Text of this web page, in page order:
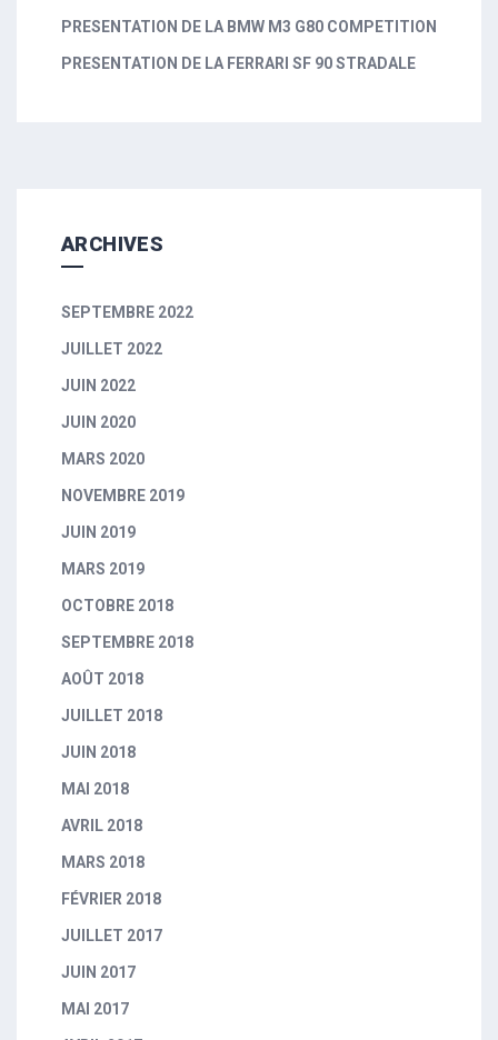
PRESENTATION DE LA BMW M3 G80 COMPETITION
PRESENTATION DE LA FERRARI SF 90 STRADALE
ARCHIVES
SEPTEMBRE 2022
JUILLET 2022
JUIN 2022
JUIN 2020
MARS 2020
NOVEMBRE 2019
JUIN 2019
MARS 2019
OCTOBRE 2018
SEPTEMBRE 2018
AOÛT 2018
JUILLET 2018
JUIN 2018
MAI 2018
AVRIL 2018
MARS 2018
FÉVRIER 2018
JUILLET 2017
JUIN 2017
MAI 2017